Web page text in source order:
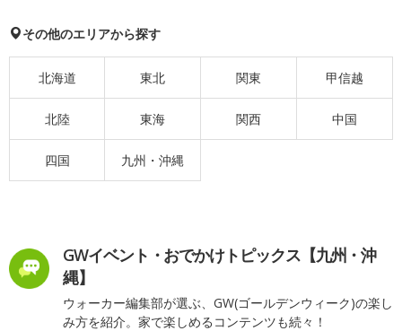
その他のエリアから探す
北海道 東北 関東 甲信越
北陸 東海 関西 中国
四国 九州・沖縄
GWイベント・おでかけトピックス【九州・沖
縄】
ウォーカー編集部が選ぶ、GW(ゴールデンウィーク)の楽し
み方を紹介。家で楽しめるコンテンツも続々！